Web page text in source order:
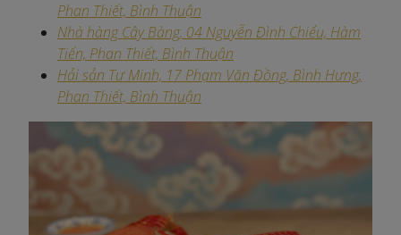
Phan Thiết, Bình Thuận
Nhà hàng Cây Bàng, 04 Nguyễn Đình Chiểu, Hàm
Tiến, Phan Thiết, Bình Thuận
Hải sản Tư Minh, 17 Phạm Văn Đồng, Bình Hưng,
Phan Thiết, Bình Thuận